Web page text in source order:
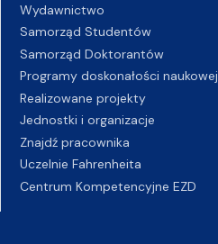
Wydawnictwo
Samorząd Studentów
Samorząd Doktorantów
Programy doskonałości naukowej
Realizowane projekty
Jednostki i organizacje
Znajdź pracownika
Uczelnie Fahrenheita
Centrum Kompetencyjne EZD